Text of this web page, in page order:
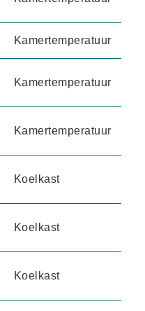
Kamertemperatuur
Kamertemperatuur
Kamertemperatuur
Koelkast
Koelkast
Koelkast